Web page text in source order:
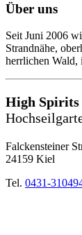
Über uns
Seit Juni 2006
Strandnähe,
herrlichen Wald,
High Spirits
Falckensteiner
24159 Kiel
Tel. 0431-